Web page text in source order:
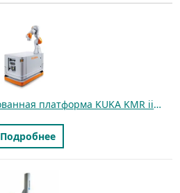
Мобильная роботизированная платформа KUKA KMR iiwa omniMove C+ IC
Подробнее